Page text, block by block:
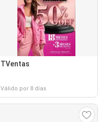
TVentas
Válido por 8 días